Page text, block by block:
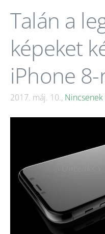
Talán a
képeket
iPhone
2017. máj. 10., Nincsenek